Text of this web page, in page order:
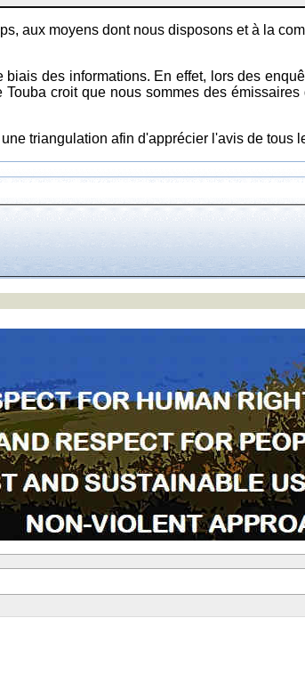
aux moyens dont nous disposons et à la
des informations. En effet, lors des
croit que nous sommes des
triangulation afin d'apprécier l'avis de tous